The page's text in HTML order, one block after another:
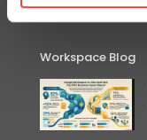
Workspace Blog